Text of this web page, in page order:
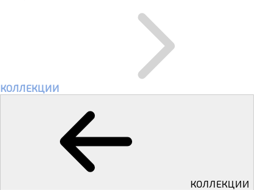
КОЛЛЕКЦИИ
КОЛЛЕКЦИИ